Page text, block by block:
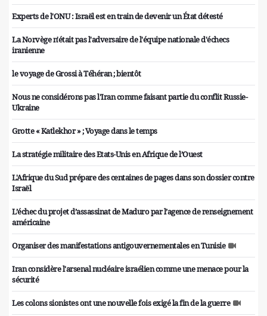
Experts de l'ONU : Israël est en train de devenir un État détesté
La Norvège n'était pas l'adversaire de l'équipe nationale d'échecs
iranienne
le voyage de Grossi à Téhéran ; bientôt
Nous ne considérons pas l'Iran comme faisant partie du conflit Russie-
Ukraine
Grotte « Katlekhor » ; Voyage dans le temps
La stratégie militaire des Etats-Unis en Afrique de l’Ouest
L'Afrique du Sud prépare des centaines de pages dans son dossier contre
Israël
L’échec du projet d’assassinat de Maduro par l’agence de renseignement
américaine
Organiser des manifestations antigouvernementales en Tunisie
Iran considère l'arsenal nucléaire israélien comme une menace pour la
sécurité
Les colons sionistes ont une nouvelle fois exigé la fin de la guerre